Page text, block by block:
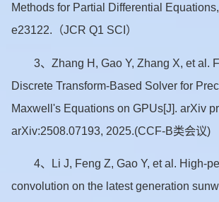
Methods for Partial Differential
e23122.（JCR Q1 SCI）
3、Zhang H, Gao Y, Zhang X, et al.
Discrete Transform-Based Solver for
Maxwell's Equations on GPUs[J]. arXiv
arXiv:2508.07193, 2025.(CCF-B类会议)
4、Li J, Feng Z, Gao Y, et al. High-
convolution on the latest generation